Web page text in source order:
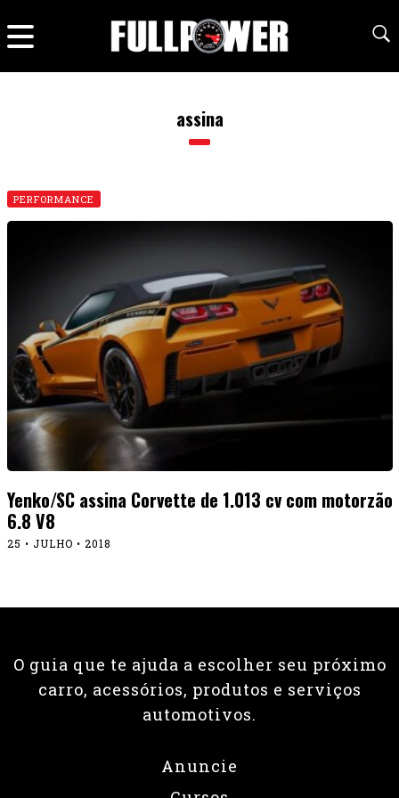
assina
PERFORMANCE
Yenko/SC assina Corvette de 1.013 cv com motorzão
6.8 V8
25 • JULHO • 2018
O guia que te ajuda a escolher seu próximo
carro, acessórios, produtos e serviços
automotivos.
Anuncie